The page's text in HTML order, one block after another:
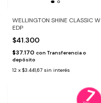
WELLINGTON SHINE CLASSIC W
EDP
$41.300
$37.170 con Transferencia o
depósito
12 x $3.441,67 sin interés